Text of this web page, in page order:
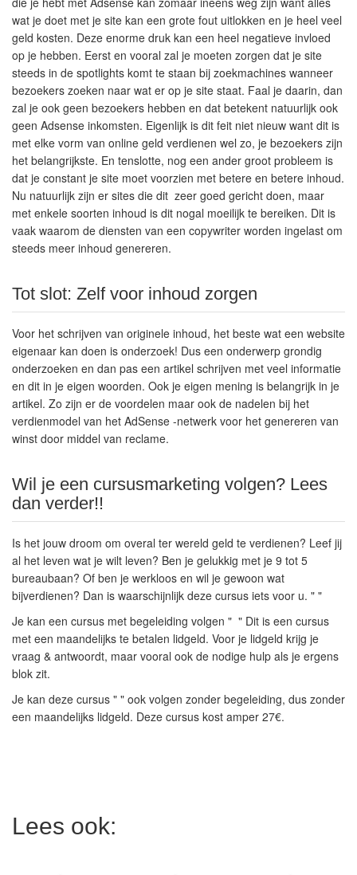
wat je doet met je site kan een grote fout uitlokken en je heel veel
geld kosten. Deze enorme druk kan een heel negatieve invloed
op je hebben. Eerst en vooral zal je moeten zorgen dat je site
steeds in de spotlights komt te staan bij zoekmachines wanneer
bezoekers zoeken naar wat er op je site staat. Faal je daarin, dan
zal je ook geen bezoekers hebben en dat betekent natuurlijk ook
geen Adsense inkomsten. Eigenlijk is dit feit niet nieuw want dit is
met elke vorm van online geld verdienen wel zo, je bezoekers zijn
het belangrijkste. En tenslotte, nog een ander groot probleem is
dat je constant je site moet voorzien met betere en betere inhoud.
Nu natuurlijk zijn er sites die dit zeer goed gericht doen, maar
met enkele soorten inhoud is dit nogal moeilijk te bereiken. Dit is
vaak waarom de diensten van een copywriter worden ingelast om
steeds meer inhoud genereren.
Tot slot: Zelf voor inhoud zorgen
Voor het schrijven van originele inhoud, het beste wat een website
eigenaar kan doen is onderzoek! Dus een onderwerp grondig
onderzoeken en dan pas een artikel schrijven met veel informatie
en dit in je eigen woorden. Ook je eigen mening is belangrijk in je
artikel. Zo zijn er de voordelen maar ook de nadelen bij het
verdienmodel van het AdSense -netwerk voor het genereren van
winst door middel van reclame.
Wil je een cursusmarketing volgen? Lees
dan verder!!
Is het jouw droom om overal ter wereld geld te verdienen? Leef jij
al het leven wat je wilt leven? Ben je gelukkig met je 9 tot 5
bureaubaan? Of ben je werkloos en wil je gewoon wat
bijverdienen? Dan is waarschijnlijk deze cursus iets voor u. " "
Je kan een cursus met begeleiding volgen " " Dit is een cursus
met een maandelijks te betalen lidgeld. Voor je lidgeld krijg je
vraag & antwoordt, maar vooral ook de nodige hulp als je ergens
blok zit.
Je kan deze cursus " " ook volgen zonder begeleiding, dus zonder
een maandelijks lidgeld. Deze cursus kost amper 27€.
Lees ook: